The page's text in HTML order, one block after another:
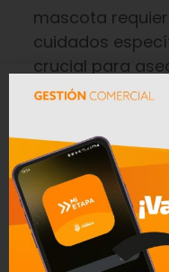
mascota
cuidados
crucial para
saludable para
adecuado y un
permitirá
con confianza.
compromiso y
diario son la
buena y